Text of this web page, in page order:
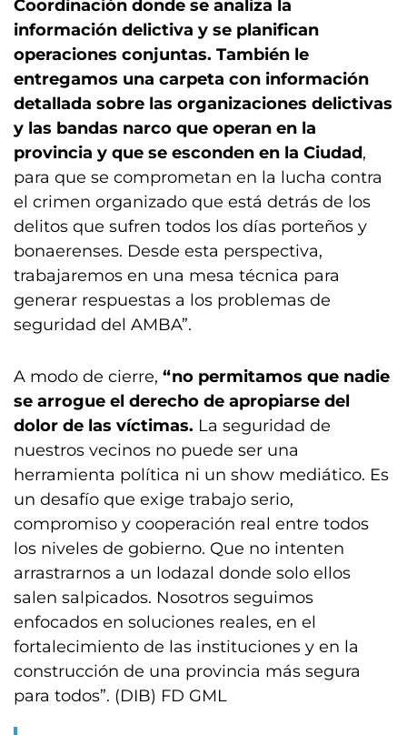
Coordinación donde se analiza la
información delictiva y se planifican
operaciones conjuntas. También le
entregamos una carpeta con información
detallada sobre las organizaciones delictivas
y las bandas narco que operan en la
provincia y que se esconden en la Ciudad,
para que se comprometan en la lucha contra
el crimen organizado que está detrás de los
delitos que sufren todos los días porteños y
bonaerenses. Desde esta perspectiva,
trabajaremos en una mesa técnica para
generar respuestas a los problemas de
seguridad del AMBA”.
A modo de cierre, “no permitamos que nadie
se arrogue el derecho de apropiarse del
dolor de las víctimas. La seguridad de
nuestros vecinos no puede ser una
herramienta política ni un show mediático. Es
un desafío que exige trabajo serio,
compromiso y cooperación real entre todos
los niveles de gobierno. Que no intenten
arrastrarnos a un lodazal donde solo ellos
salen salpicados. Nosotros seguimos
enfocados en soluciones reales, en el
fortalecimiento de las instituciones y en la
construcción de una provincia más segura
para todos”. (DIB) FD GML